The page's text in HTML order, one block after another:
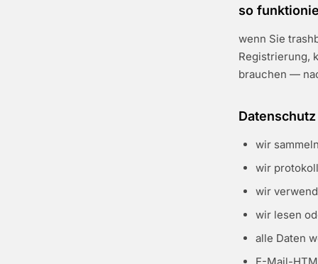
so
wenn Sie
Registrierung,
brauchen —
wir
wir
wir
wir lesen
alle Daten